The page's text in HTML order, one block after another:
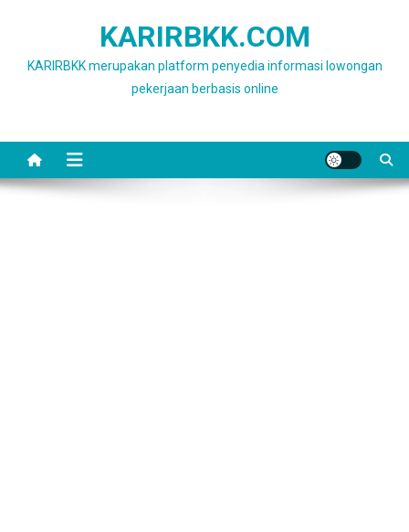
KARIRBKK.COM
KARIRBKK merupakan platform penyedia informasi lowongan
pekerjaan berbasis online